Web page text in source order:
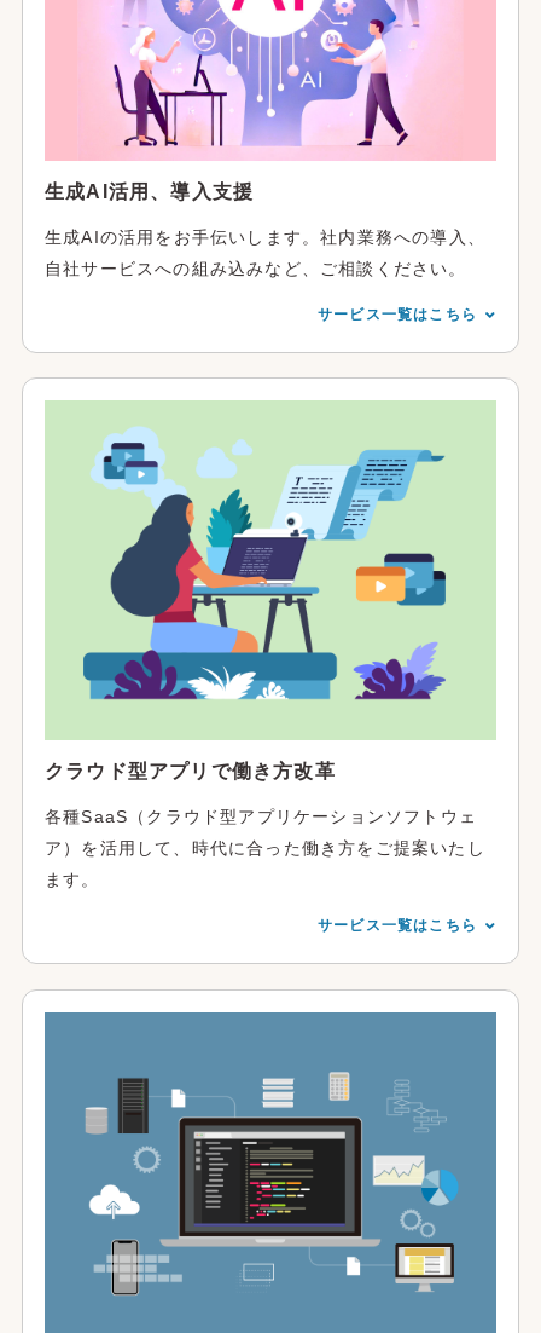
生成AI活用、導入支援
生成AIの活用をお手伝いします。社内業務への導入、
自社サービスへの組み込みなど、ご相談ください。
サービス一覧はこちら
クラウド型アプリで働き方改革
各種SaaS（クラウド型アプリケーションソフトウェ
ア）を活用して、時代に合った働き方をご提案いたし
ます。
サービス一覧はこちら